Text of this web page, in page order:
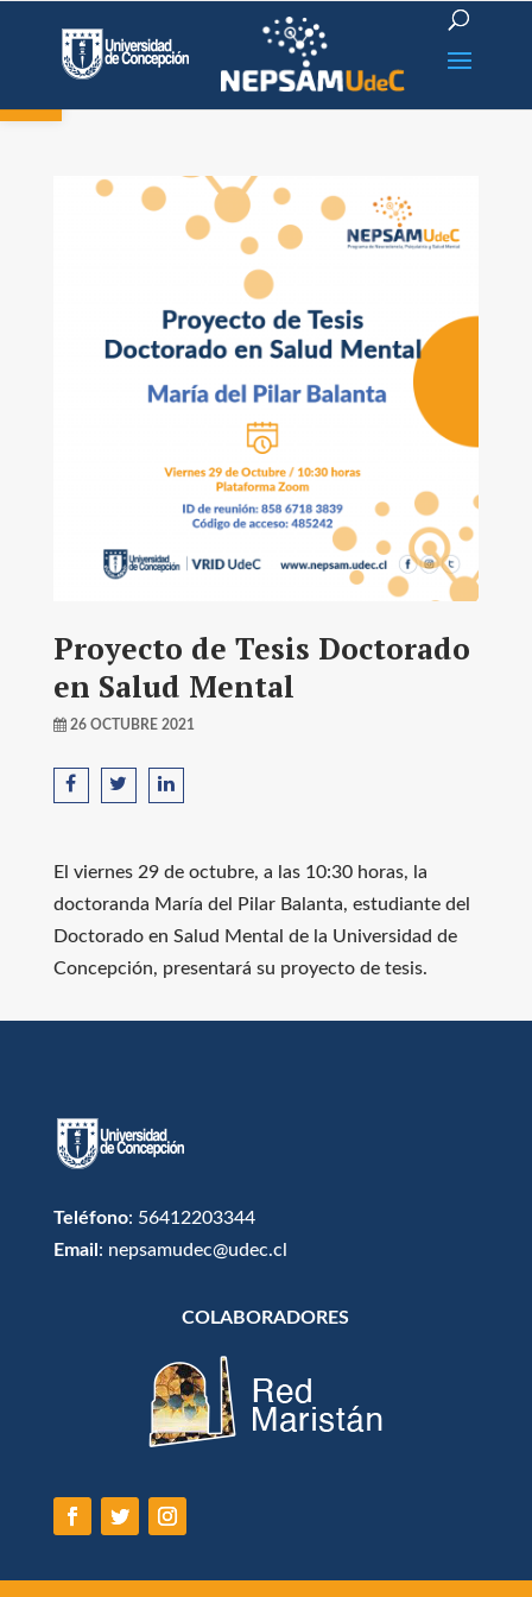
Open toolbar
Proyecto de Tesis Doctorado
en Salud Mental
26 OCTUBRE 2021
El viernes 29 de octubre, a las 10:30 horas, la
doctoranda María del Pilar Balanta, estudiante del
Doctorado en Salud Mental de la Universidad de
Concepción, presentará su proyecto de tesis.
Teléfono: 56412203344
Email : nepsamudec@udec.cl
COLABORADORES